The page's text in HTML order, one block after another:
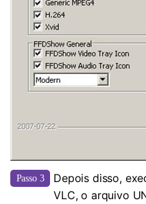
Passo 3
Depois disso,
VLC, o arquivo